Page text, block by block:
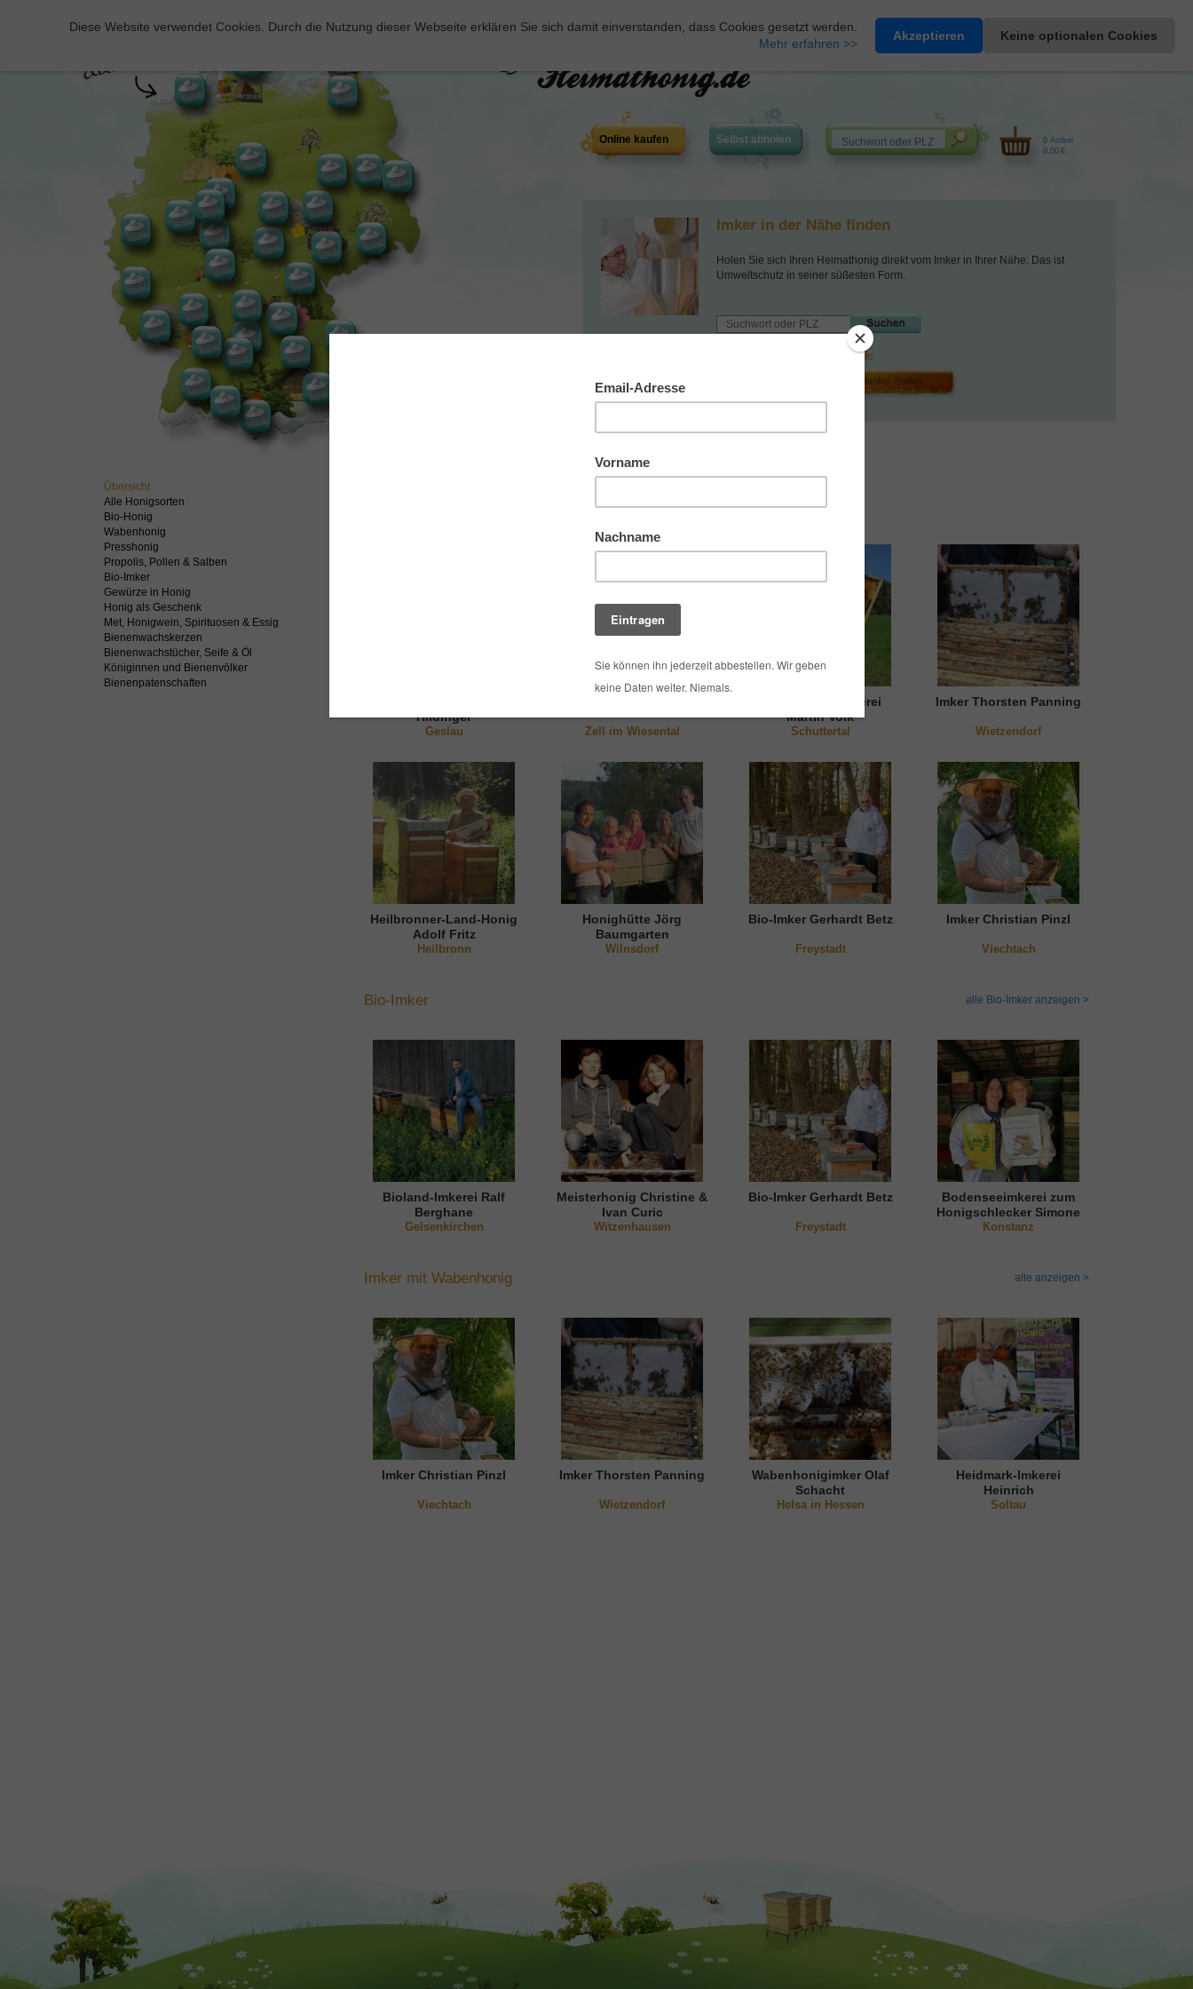
Heimathonig auf Facebook|Kunden-Login
Diese Website verwendet Cookies. Durch die Nutzung dieser Webseite erklären Sie sich damit einverstanden, dass Cookies gesetzt werden.
Mehr erfahren >>
Akzeptieren Keine optionalen Cookies
Online kaufen Selbst abholen
0 Artikel
0,00 €
Imker in der Nähe finden
Holen Sie sich Ihren Heimathonig direkt vom Imker in Ihrer Nähe: Das ist
Umweltschutz in seiner süßesten Form.
Wählen Sie Imker anhand der Farbe ihrer Honige:
Übersicht
Alle Honigsorten
Bio-Honig
Wabenhonig
Presshonig
Propolis, Pollen & Salben
Bio-Imker
Gewürze in Honig
Honig als Geschenk
Met, Honigwein, Spirituosen & Essig
Bienenwachskerzen
Bienenwachstücher, Seife & Öl
Königinnen und Bienenvölker
Bienenpatenschaften
Hildinger
Geslau Zell im Wiesental
Schwarzwaldimkerei
Martin Volk
Schuttertal
Imker Thorsten Panning
Wietzendorf
Heilbronner-Land-Honig
Adolf Fritz
Heilbronn
Honighütte Jörg
Baumgarten
Wilnsdorf
Bio-Imker Gerhardt Betz
Freystadt
Imker Christian Pinzl
Viechtach
alle Bio-Imker anzeigen >
Bio-Imker
Bioland-Imkerei Ralf
Berghane
Gelsenkirchen
Meisterhonig Christine &
Ivan Curic
Witzenhausen
Bio-Imker Gerhardt Betz
Freystadt
Bodenseeimkerei zum
Honigschlecker Simone
Gieß
Konstanz
alle anzeigen >
Imker mit Wabenhonig
Imker Christian Pinzl
Viechtach
Imker Thorsten Panning
Wietzendorf
Wabenhonigimker Olaf
Schacht
Helsa in Hessen
Heidmark-Imkerei
Heinrich
Scharringhausen
Soltau